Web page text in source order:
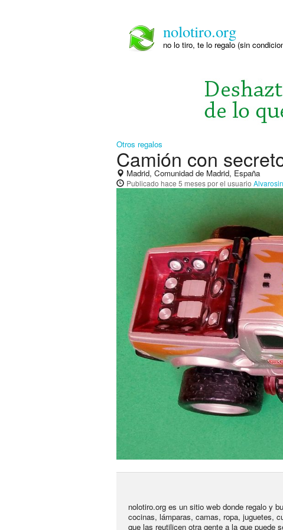
nolotiro.org
no lo tiro, te lo regalo (sin
Otros regalos
Camión con
Madrid, Comunidad de Madrid, España
Publicado hace 5 mesespor el usuario
nolotiro.org es un sitio web donde regalo y
cocinas, lámparas, camas, ropa, juguetes,
que las reutilicen otra gente a la que puede